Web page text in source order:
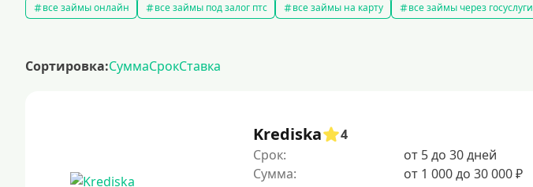
все займы онлайн все займы под залог птс все займы на карту все займы через госуслуги
рефинансирование займов
калькулятор займов
Сортировка:СуммаСрокСтавка
Krediska
4
Срок:
от 5 до 30 дней
Сумма:
от 1 000 до 30 000 ₽